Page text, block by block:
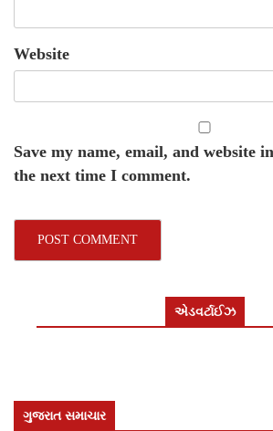
Website
Save my name, email, and website
the next time I comment.
એડવર્ટાઈઝ
ગુજરાત સમાચાર